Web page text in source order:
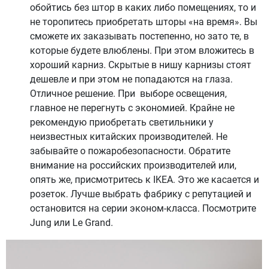
обойтись без штор в каких либо помещениях, то и
не торопитесь приобретать шторы «на время». Вы
сможете их заказывать постепенно, но зато те, в
которые будете влюблены. При этом вложитесь в
хороший карниз. Скрытые в нишу карнизы стоят
дешевле и при этом не попадаются на глаза.
Отличное решение. При выборе освещения,
главное не перегнуть с экономией. Крайне не
рекомендую приобретать светильники у
неизвестных китайских производителей. Не
забывайте о пожаробезопасности. Обратите
внимание на российских производителей или,
опять же, присмотритесь к IKEA. Это же касается и
розеток. Лучше выбрать фабрику с репутацией и
остановится на серии эконом-класса. Посмотрите
Jung или Le Grand.